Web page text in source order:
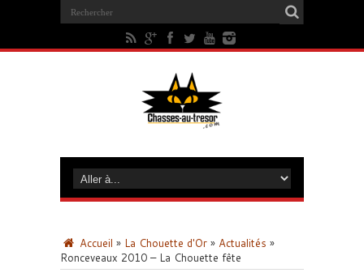
Accueil » La Chouette d'Or » Actualités »
Ronceveaux 2010 – La Chouette fête